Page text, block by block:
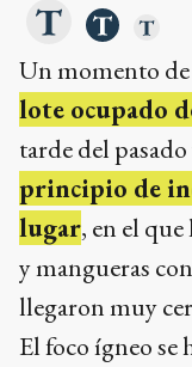
Un momento
lote ocupado
tarde del
principio de
lugar, en el
y mangueras
llegaron muy
El foco ígneo se